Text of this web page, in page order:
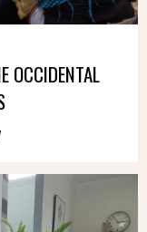
OCCIDENTAL